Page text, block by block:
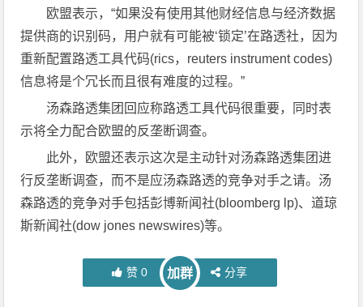
欧盟表示，“如果没有使用其他财经信息与经济数据
提供商的识别码，用户就有可能被‘锁定’在路透社，因为
重新配置路透工具代码(rics，reuters instrument codes)
信息将是个冗长而且很有难度的过程。”
汤森路透集团回应称路透工具代码很重要，同时表
示将全力配合欧盟的反垄断调查。
此外，欧盟还表示这次是主动针对汤森路透集团进
行反垄断调查，而不是应汤森路透的竞争对手之请。汤
森路透的竞争对手包括彭博新闻社(bloomberg lp)、道琼
斯新闻社(dow jones newswires)等。
赞 0 加群 分享